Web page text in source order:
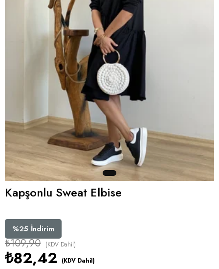
Kapşonlu Sweat Elbise
%25 İndirim
₺109,90 (KDV Dahil)
₺82,42 (KDV Dahil)